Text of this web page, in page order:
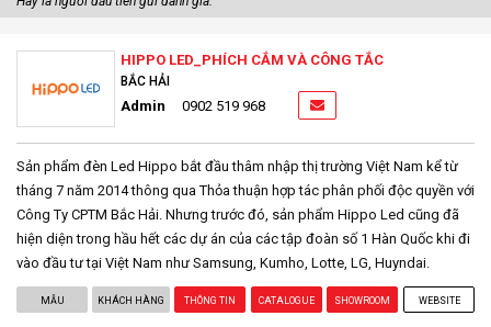
HIPPO LED_PHÍCH CẮM VÀ CÔNG TẮC
BẮC HẢI
Admin 0902 519 968
Sản phẩm đèn Led Hippo bắt đầu thâm nhập thị trường Việt Nam kể từ
tháng 7 năm 2014 thông qua Thỏa thuận hợp tác phân phối độc quyền với
Công Ty CPTM Bắc Hải. Nhưng trước đó, sản phẩm Hippo Led cũng đã
hiện diện trong hầu hết các dự án của các tập đoàn số 1 Hàn Quốc khi đi
vào đầu tư tại Việt Nam như Samsung, Kumho, Lotte, LG, Huyndai.
MẪU KHÁCH HÀNG THÔNG TIN CATALOGUE SHOWROOM WEBSITE